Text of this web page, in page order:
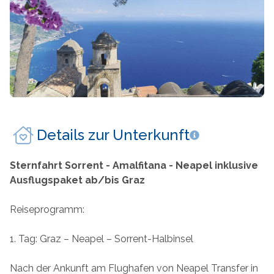
Thailand
Zypern
Mykonos
Naxos
Paros
Patmos
Serifos
Sifnos
Skiathos
Skopelos
Details zur Unterkunft
Sternfahrt Sorrent - Amalfitana - Neapel inklusive
Ausflugspaket ab/bis Graz
Reiseprogramm:
1. Tag: Graz – Neapel – Sorrent-Halbinsel
Nach der Ankunft am Flughafen von Neapel Transfer in